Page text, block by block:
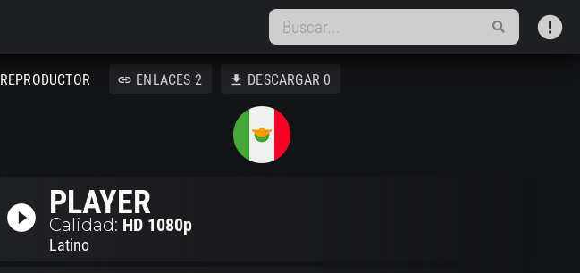
error
REPRODUCTOR link ENLACES 2 download DESCARGAR 0
play_circle_filled PLAYER
Calidad: HD 1080p
Latino